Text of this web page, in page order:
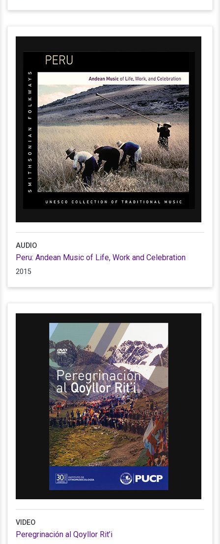
AUDIO
Peru: Andean Music of Life, Work and Celebration
2015
VIDEO
Peregrinación al Qoyllor Rit’i